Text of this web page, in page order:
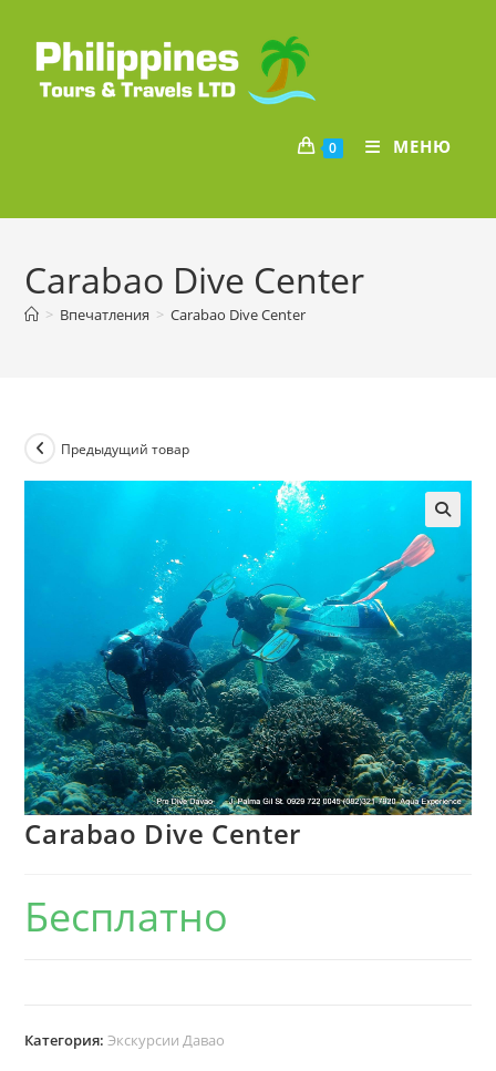
содержимому
0 МЕНЮ
Carabao Dive Center
> Впечатления > Carabao Dive Center
Предыдущий товар
Carabao Dive Center
Бесплатно
Категория:Экскурсии Давао